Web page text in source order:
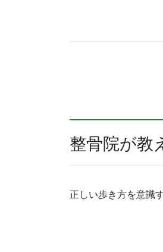
整骨院が教
正しい歩き方を意識